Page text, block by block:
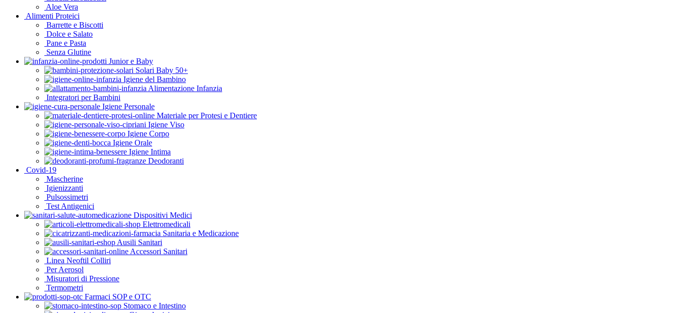
Aloe Vera
Alimenti Proteici
Barrette e Biscotti
Dolce e Salato
Pane e Pasta
Senza Glutine
Junior e Baby
Solari Baby 50+
Igiene del Bambino
Alimentazione Infanzia
Integratori per Bambini
Igiene Personale
Materiale per Protesi e Dentiere
Igiene Viso
Igiene Corpo
Igiene Orale
Igiene Intima
Deodoranti
Covid-19
Mascherine
Igienizzanti
Pulsossimetri
Test Antigenici
Dispositivi Medici
Elettromedicali
Sanitaria e Medicazione
Ausili Sanitari
Accessori Sanitari
Linea Neoftil Colliri
Per Aerosol
Misuratori di Pressione
Termometri
Farmaci SOP e OTC
Stomaco e Intestino